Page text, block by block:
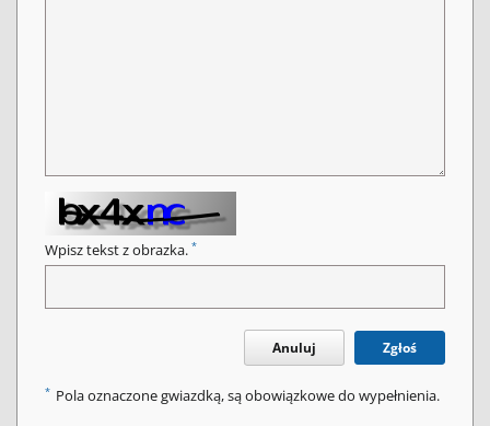
Wpisz tekst z obrazka. *
Anuluj Zgłoś
* Pola oznaczone gwiazdką, są obowiązkowe do wypełnienia.